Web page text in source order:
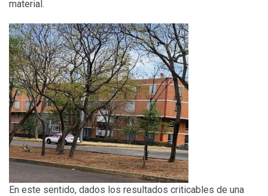
material.
En este sentido, dados los resultados criticables de una